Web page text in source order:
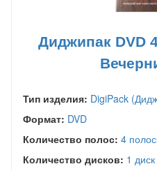
Диджипак DVD
Тип изделия: DigiPack
Формат: DVD
Количество полос: 4
Количество дисков: 1 диск